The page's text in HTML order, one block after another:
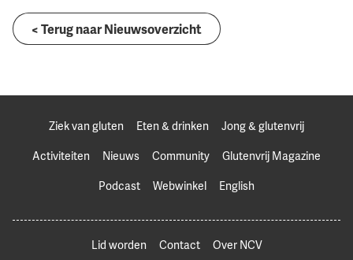
< Terug naar Nieuwsoverzicht
Ziek van gluten Eten & drinken
Jong & glutenvrij
Activiteiten
Nieuws Community
Glutenvrij Magazine
Podcast
Webwinkel English
Lid worden Contact
Over NCV